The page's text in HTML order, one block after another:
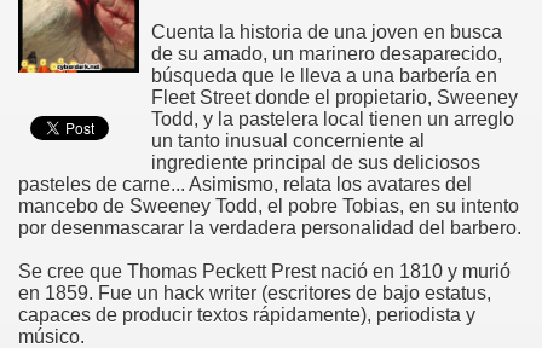
Cuenta la historia de una joven en busca
de su amado, un marinero desaparecido,
búsqueda que le lleva a una barbería en
Fleet Street donde el propietario, Sweeney
Todd, y la pastelera local tienen un arreglo
un tanto inusual concerniente al
ingrediente principal de sus deliciosos
pasteles de carne... Asimismo, relata los avatares del
mancebo de Sweeney Todd, el pobre Tobias, en su intento
por desenmascarar la verdadera personalidad del barbero.
Se cree que Thomas Peckett Prest nació en 1810 y murió
en 1859. Fue un hack writer (escritores de bajo estatus,
capaces de producir textos rápidamente), periodista y
músico.